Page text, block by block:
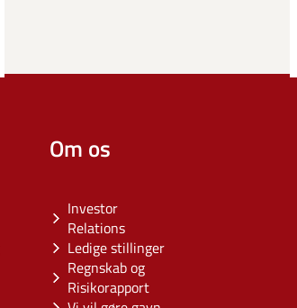
Om os
Investor
Relations
Ledige stillinger
Regnskab og
Risikorapport